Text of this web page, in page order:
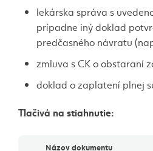
lekárska správa s
prípadne iný doklad
predčasného návratu
zmluva s CK o obstaraní
doklad o zaplatení plnej
Tlačivá na stiahnutie:
DokumentyNázov dokumentu